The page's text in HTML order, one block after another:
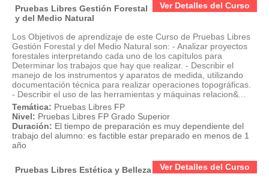
Ver Detalles del Curso
Pruebas Libres Gestión Forestal
y del Medio Natural
Los Objetivos de aprendizaje de este Curso de Pruebas Libres
Gestión Forestal y del Medio Natural son: - Analizar proyectos
forestales interpretando cada uno de los capítulos para
Determinar los trabajos que hay que realizar. - Describir el
manejo de los instrumentos y aparatos de medida, utilizando
documentación técnica para realizar operaciones topográficas.
- Describir el uso de las herramientas y máquinas relacion&...
Temática: Pruebas Libres FP
Nivel: Pruebas Libres FP Grado Superior
Duración: El tiempo de preparación es muy dependiente del
trabajo del alumno: es factible estar preparado en menos de 1
año
Ver Detalles del Curso
Pruebas Libres Estética y Belleza